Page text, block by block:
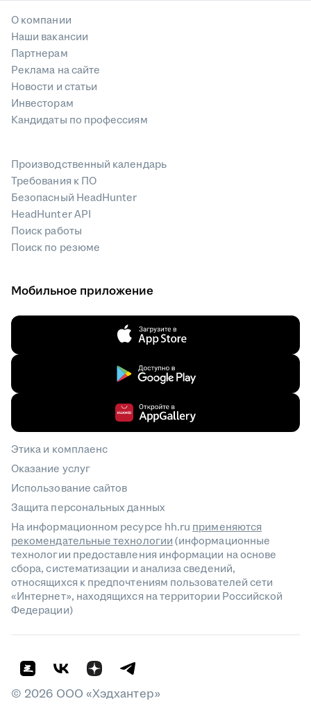
О компании
Наши вакансии
Партнерам
Реклама на сайте
Новости и статьи
Инвесторам
Кандидаты по профессиям
Производственный календарь
Требования к ПО
Безопасный HeadHunter
HeadHunter API
Поиск работы
Поиск по резюме
Мобильное приложение
Этика и комплаенс
Оказание услуг
Использование сайтов
Защита персональных данных
На информационном ресурсе hh.ru применяются
рекомендательные технологии(информационные
технологии предоставления информации на основе
сбора, систематизации и анализа сведений,
относящихся к предпочтениям пользователей сети
«Интернет», находящихся на территории Российской
Федерации)
© 2026 ООО «Хэдхантер»